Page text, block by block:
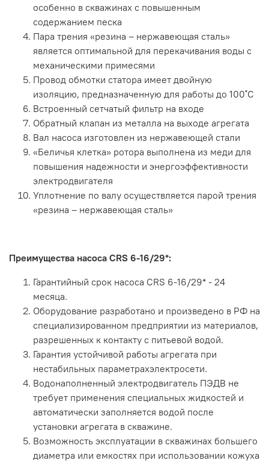
особенно в скважинах с повышенным
содержанием песка
Пара трения «резина – нержавеющая сталь»
является оптимальной для перекачивания воды с
механическими примесями
Провод обмотки статора имеет двойную
изоляцию, предназначенную для работы до 100˚С
Встроенный сетчатый фильтр на входе
Обратный клапан из металла на выходе агрегата
Вал насоса изготовлен из нержавеющей стали
«Беличья клетка» ротора выполнена из меди для
повышения надежности и энергоэффективности
электродвигателя
Уплотнение по валу осуществляется парой трения
«резина – нержавеющая сталь»
Преимущества насоса CRS 6-16/29*:
Гарантийный срок насоса CRS 6-16/29* - 24
месяца.
Оборудование разработано и произведено в РФ на
специализированном предприятии из материалов,
разрешенных к контакту с питьевой водой.
Гарантия устойчивой работы агрегата при
нестабильных параметрахэлектросети.
Водонаполненный электродвигатель ПЭДВ не
требует применения специальных жидкостей и
автоматически заполняется водой после
установки агрегата в скважине.
Возможность эксплуатации в скважинах большего
диаметра или емкостях при использовании кожуха